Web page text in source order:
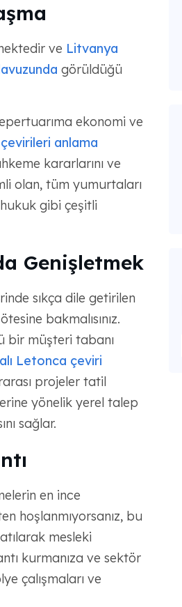
ve Litvanya
görüldüğü
ekonomi ve
anlama
kararlarını ve
olan, tüm yumurtaları
gibi çeşitli
Genişletmek
sıkça dile getirilen
bakmalısınız.
bir müşteri tabanı
Letonca çeviri
projeler tatil
yönelik yerel talep
sağlar.
en ince
hoşlanmıyorsanız, bu
mesleki
kurmanıza ve sektör
çalışmaları ve